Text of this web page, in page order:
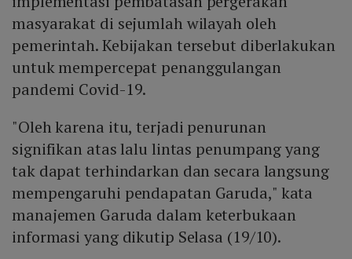
masyarakat di sejumlah wilayah oleh
pemerintah. Kebijakan tersebut diberlakukan
untuk mempercepat penanggulangan
pandemi Covid-19.
"Oleh karena itu, terjadi penurunan
signifikan atas lalu lintas penumpang yang
tak dapat terhindarkan dan secara langsung
mempengaruhi pendapatan Garuda," kata
manajemen Garuda dalam keterbukaan
informasi yang dikutip Selasa (19/10).